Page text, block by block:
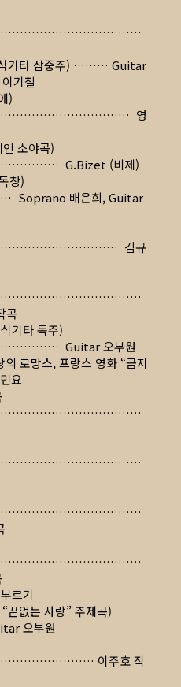
기타 삼중주) ……… Guitar
기철
)
영
소야곡)
G.Bizet (비제)
창)
배은희, Guitar
김규
기타 독주)
Guitar 오부원
로망스, 프랑스 영화 “금지
요
르기
없는 사랑” 주제곡)
오부원
이주호 작